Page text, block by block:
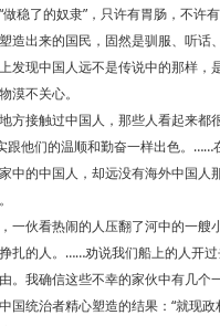
稳了的奴隶”，只许有胃肠，不许
造出来的国民，固然是驯服、听
发现中国人远不是传说中的那样，
漠不关心。
方接触过中国人，那些人看起来
跟他们的温顺和勤奋一样出色。
中的中国人，却远没有海外中国
一伙看热闹的人压翻了河中的一
扎的人。……劝说我们船上的人开
。我确信这些不幸的家伙中有几个
国统治者精心塑造的结果：“就现